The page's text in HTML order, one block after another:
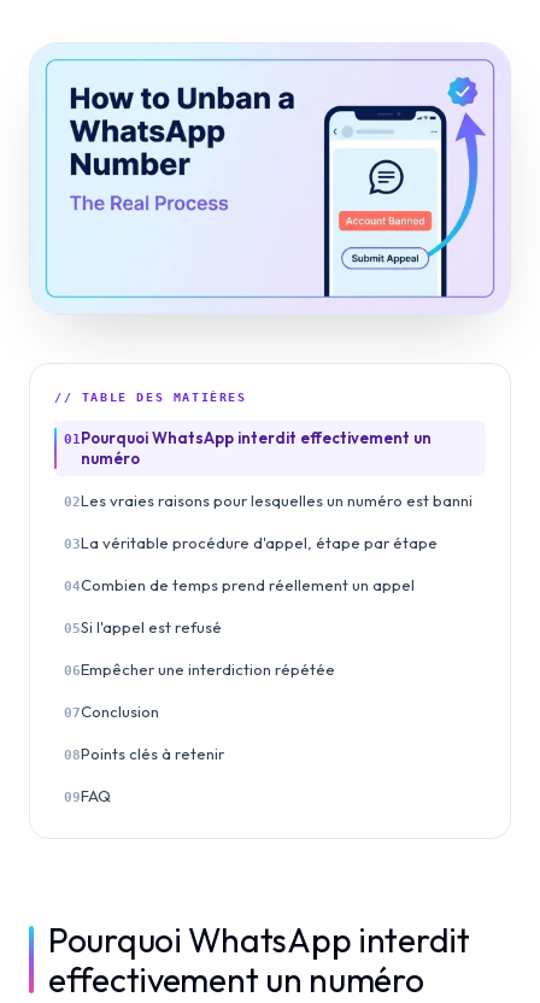
// TABLE DES MATIÈRES
01 Pourquoi WhatsApp interdit effectivement un
numéro
02Les vraies raisons pour lesquelles un numéro est banni
03La véritable procédure d'appel, étape par étape
04Combien de temps prend réellement un appel
05Si l'appel est refusé
06Empêcher une interdiction répétée
07Conclusion
08Points clés à retenir
09FAQ
Pourquoi WhatsApp interdit
effectivement un numéro